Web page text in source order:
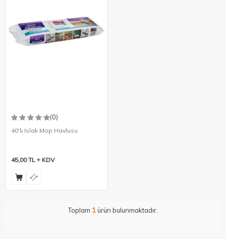
(0)
40'lı Islak Mop Havlusu
45,00TL KDV
Toplam 1ürün bulunmaktadır.